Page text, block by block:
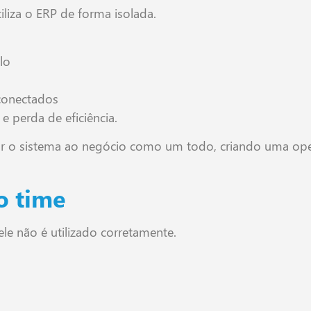
o ERP de forma isolada.
perda de eficiência.
o sistema ao negócio como um todo, criando uma
time
não é utilizado corretamente.